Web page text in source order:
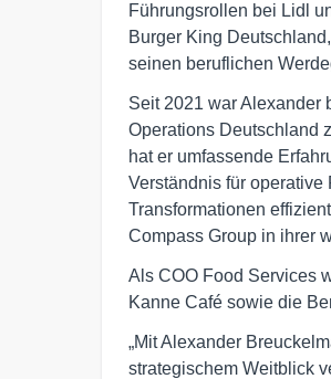
Führungsrollen bei Lidl
Burger King
seinen beruflichen
Seit 2021 war Alexander
Operations Deutschland
hat er umfassende
Verständnis für
Transformationen
Compass Group in ihrer
Als COO Food Services
Kanne Café sowie die
„Mit Alexander
strategischem Weitblick